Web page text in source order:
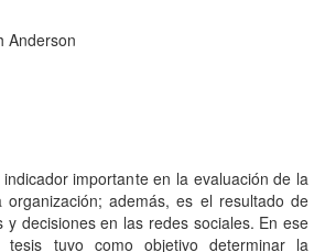
Anderson
importante en la evaluación de la
organización; además, es el resultado de
y decisiones en las redes sociales. En ese
tesis tuvo como objetivo determinar la